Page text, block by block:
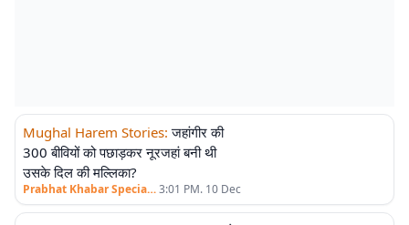
Mughal Harem Stories: जहांगीर की
300 बीवियों को पछाड़कर नूरजहां बनी थी
उसके दिल की मल्लिका?
Prabhat Khabar Special>3:01 PM. 10 Dec